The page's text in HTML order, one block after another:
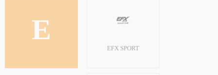
E
EFX SPORT